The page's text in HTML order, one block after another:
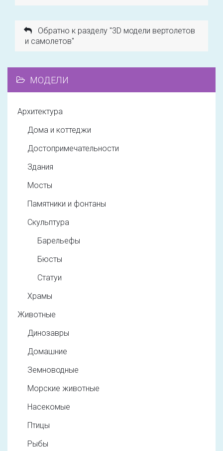
Обратно к разделу "3D модели вертолетов
и самолетов"
МОДЕЛИ
Архитектура
Дома и коттеджи
Достопримечательности
Здания
Мосты
Памятники и фонтаны
Скульптура
Барельефы
Бюсты
Статуи
Храмы
Животные
Динозавры
Домашние
Земноводные
Морские животные
Насекомые
Птицы
Рыбы